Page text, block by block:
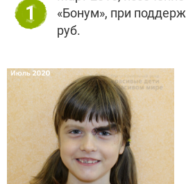
1
«Бонум», при
руб.